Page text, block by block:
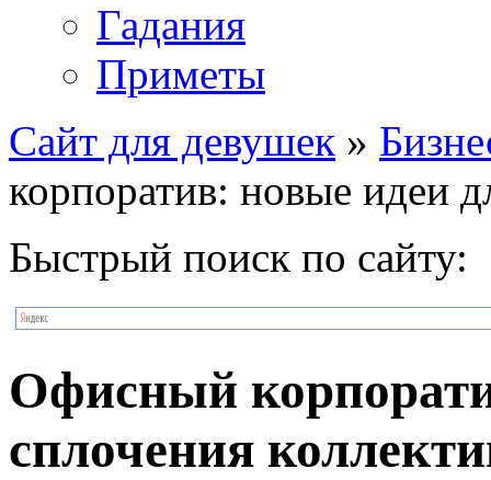
Гадания
Приметы
Сайт для девушек »
корпоратив: новые идеи
Быстрый поиск по сайту:
Офисный
сплочения